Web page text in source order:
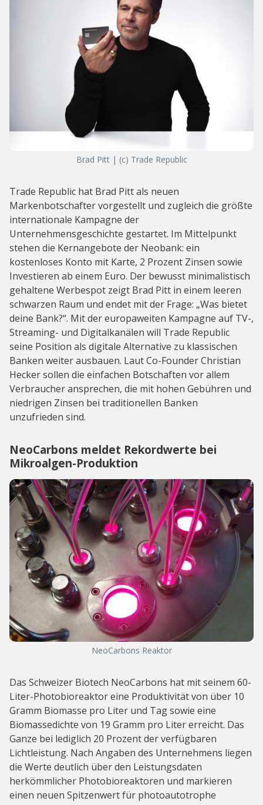
Brad Pitt | (c) Trade Republic
Trade Republic hat Brad Pitt als neuen
Markenbotschafter vorgestellt und zugleich die größte
internationale Kampagne der
Unternehmensgeschichte gestartet. Im Mittelpunkt
stehen die Kernangebote der Neobank: ein
kostenloses Konto mit Karte, 2 Prozent Zinsen sowie
Investieren ab einem Euro. Der bewusst minimalistisch
gehaltene Werbespot zeigt Brad Pitt in einem leeren
schwarzen Raum und endet mit der Frage: „Was bietet
deine Bank?“. Mit der europaweiten Kampagne auf TV-,
Streaming- und Digitalkanälen will Trade Republic
seine Position als digitale Alternative zu klassischen
Banken weiter ausbauen. Laut Co-Founder Christian
Hecker sollen die einfachen Botschaften vor allem
Verbraucher ansprechen, die mit hohen Gebühren und
niedrigen Zinsen bei traditionellen Banken
unzufrieden sind.
NeoCarbons meldet Rekordwerte bei
Mikroalgen-Produktion
NeoCarbons Reaktor
Das Schweizer Biotech NeoCarbons hat mit seinem 60-
Liter-Photobioreaktor eine Produktivität von über 10
Gramm Biomasse pro Liter und Tag sowie eine
Biomassedichte von 19 Gramm pro Liter erreicht. Das
Ganze bei lediglich 20 Prozent der verfügbaren
Lichtleistung. Nach Angaben des Unternehmens liegen
die Werte deutlich über den Leistungsdaten
herkömmlicher Photobioreaktoren und markieren
einen neuen Spitzenwert für photoautotrophe